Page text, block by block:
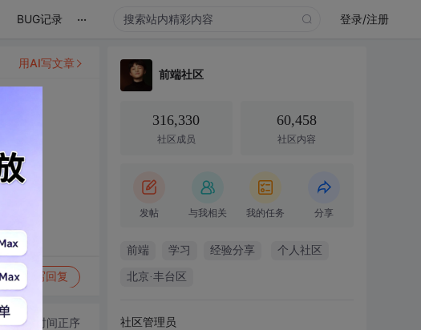
BUG记录 ... 登录/注册
写回复
用AI写文章
切换为时间正序
前端社区
316,330
社区成员
60,458
社区内容
发帖 与我相关 我的任务 分享
前端 学习 经验分享 个人社区
北京·丰台区
社区管理员